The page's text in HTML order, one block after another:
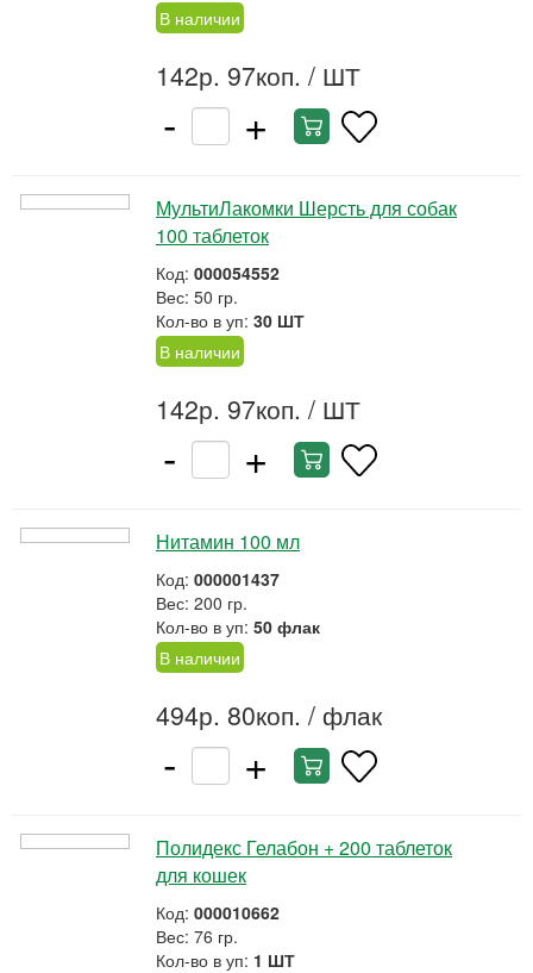
В наличии
142р. 97коп. / ШТ
- +
МультиЛакомки Шерсть для собак
100 таблеток
Код: 000054552
Вес: 50 гр.
Кол-во в уп: 30 ШТ
В наличии
142р. 97коп. / ШТ
- +
Нитамин 100 мл
Код: 000001437
Вес: 200 гр.
Кол-во в уп: 50 флак
В наличии
494р. 80коп. / флак
- +
Полидекс Гелабон + 200 таблеток
для кошек
Код: 000010662
Вес: 76 гр.
Кол-во в уп: 1 ШТ